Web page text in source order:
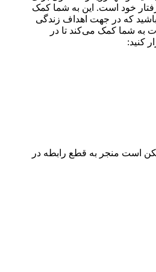
خود است. این به شما کمک
باشید که در جهت اهداف زندگی
شما کمک می‌کند تا در
کنید:
است منجر به قطع رابطه در